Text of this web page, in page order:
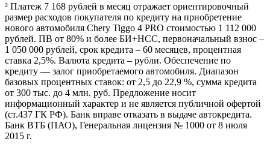
² Платеж 7 168 рублей в месяц отражает ориентировочный
размер расходов покупателя по кредиту на приобретение
нового автомобиля Chery Tiggo 4 PRO стоимостью 1 112 000
рублей. ПВ от 80% и более БИ+НСС, первоначальный взнос –
1 050 000 рублей, срок кредита – 60 месяцев, процентная
ставка 2,5%. Валюта кредита – рубли. Обеспечение по
кредиту — залог приобретаемого автомобиля. Диапазон
базовых процентных ставок: от 2,5 до 22,9 %, сумма кредита
от 300 тыс. до 4 млн. руб. Предложение носит
информационный характер и не является публичной офертой
(ст.437 ГК РФ). Банк вправе отказать в выдаче автокредита.
Банк ВТБ (ПАО), Генеральная лицензия № 1000 от 8 июля
2015 г.